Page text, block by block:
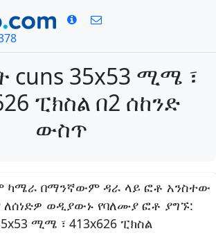
cuns 35x53 ሚሜ ፣
ፒክስል በ2 ሰከንድ
ውስጥ
ካሜራ በማንኛውም ዳራ ላይ ፎቶ አንስተው
ለሰነድዎ ወዲያውኑ የባለሙያ ፎቶ ያግኙ:
ሚሜ ፣ 413x626 ፒክስል